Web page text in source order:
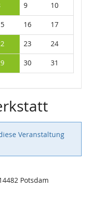
9 10
16 17
23 24
30 31
Veranstaltung
Potsdam